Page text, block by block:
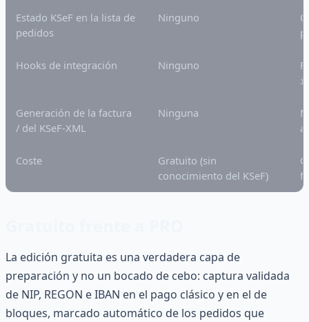
Estado KSeF en la lista de
pedidos
Ninguno
Hooks de integración Ninguno
Generación de la factura
/ del KSeF-XML
Ninguna
Coste
Gratuito (sin
conocimiento del KSeF)
La edición gratuita es una verdadera capa de
preparación y no un bocado de cebo: captura validada
de NIP, REGON e IBAN en el pago clásico y en el de
bloques, marcado automático de los pedidos que